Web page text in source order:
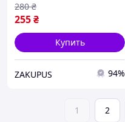
255₴
280 ₴
Купить
ZAKUPUS 94%
1 2